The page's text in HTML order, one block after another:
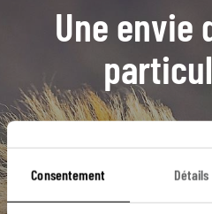
Consentement Détails
Une envie
Mont Entoto Addis
Lac Tana Nil Bleu